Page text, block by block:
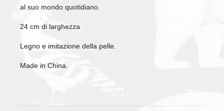
al suo mondo quotidiano.
24 cm di larghezza
Legno e imitazione della pelle.
Made in China.